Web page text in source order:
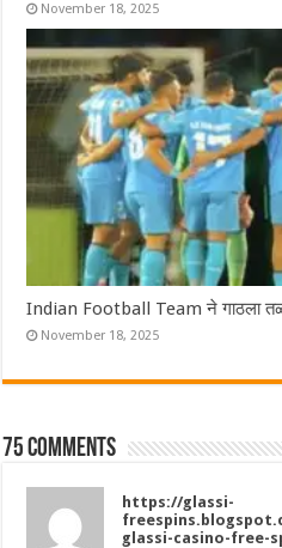
November 18, 2025
Indian Football Team ने गाठला
November 18, 2025
75 comments
https://glassi-
glassi-casino-free-